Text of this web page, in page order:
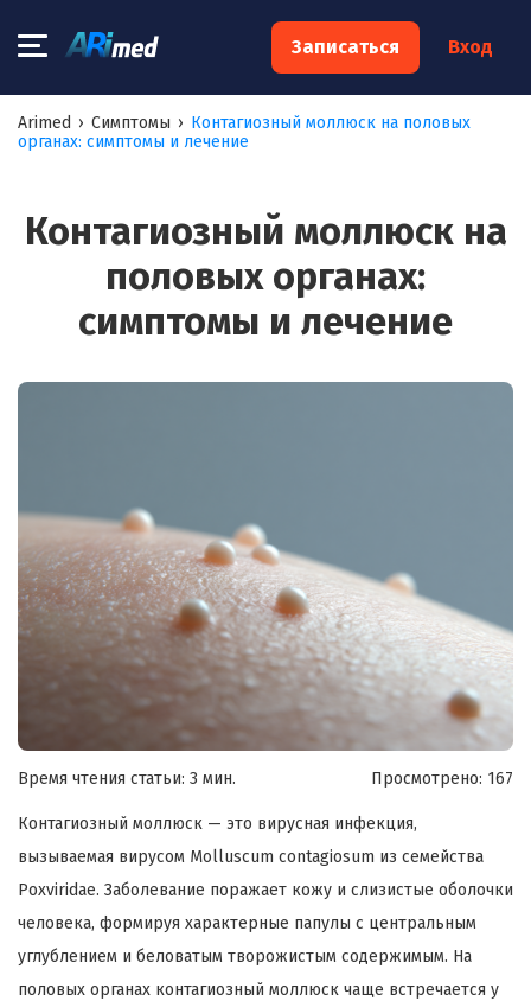
Записаться Вход
Arimed › Симптомы › Контагиозный моллюск на половых
органах: симптомы и лечение
Контагиозный моллюск на
половых органах:
симптомы и лечение
Время чтения статьи: 3 мин. Просмотрено: 167
Контагиозный моллюск — это вирусная инфекция,
вызываемая вирусом Molluscum contagiosum из семейства
Poxviridae. Заболевание поражает кожу и слизистые оболочки
человека, формируя характерные папулы с центральным
углублением и беловатым творожистым содержимым. На
половых органах контагиозный моллюск чаще встречается у
×
Запишитесь на консультацию к
специалисту
Ваш телефон:*